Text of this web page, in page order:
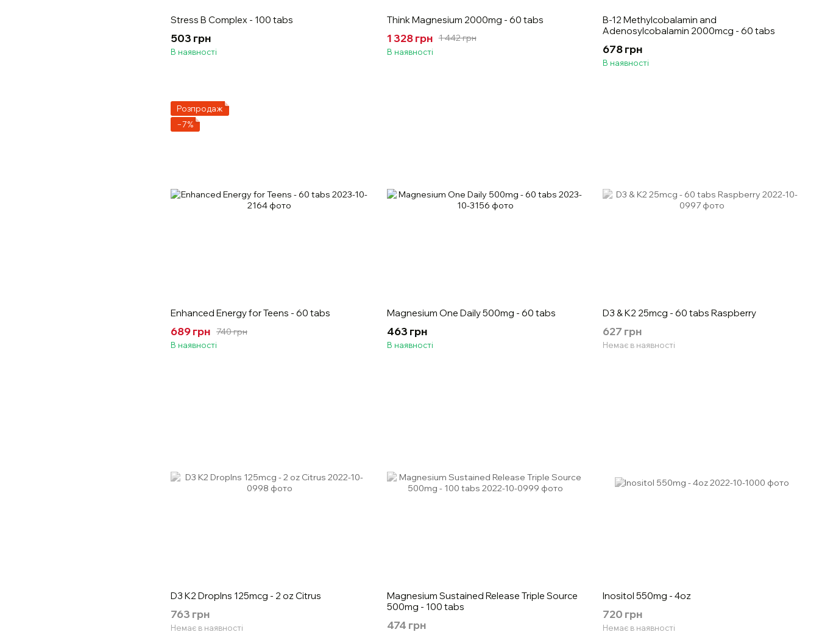
Stress B Complex - 100 tabs
503 грн
В наявності
Think Magnesium 2000mg - 60 tabs
1 442 грн
1 328 грн
В наявності
B-12 Methylcobalamin and
Adenosylcobalamin 2000mcg - 60 tabs
678 грн
В наявності
Розпродаж
−7%
Enhanced Energy for Teens - 60 tabs
740 грн
689 грн
В наявності
Magnesium One Daily 500mg - 60 tabs
463 грн
В наявності
D3 & K2 25mcg - 60 tabs Raspberry
627 грн
Немає в наявності
D3 K2 DropIns 125mcg - 2 oz Citrus
763 грн
Немає в наявності
Magnesium Sustained Release Triple Source
500mg - 100 tabs
474 грн
Inositol 550mg - 4oz
720 грн
Немає в наявності